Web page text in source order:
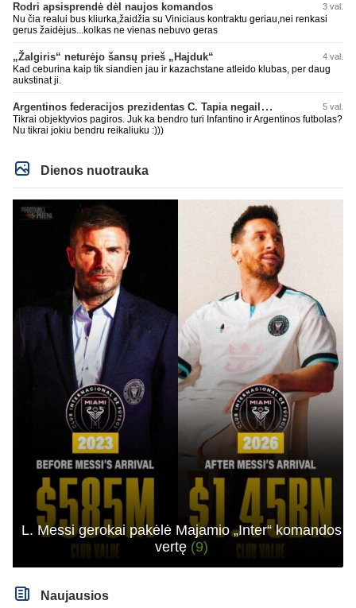
Rodri apsisprendė dėl naujos komandos 3 val.
Nu čia realui bus kliurka,žaidžia su Viniciaus kontraktu geriau,nei renkasi
gerus žaidėjus...kolkas ne vienas nebuvo geras
„Žalgiris“ neturėjo šansų prieš „Hajduk“ 4 val.
Kad ceburina kaip tik siandien jau ir kazachstane atleido klubas, per daug
aukstinat ji.
Argentinos federacijos prezidentas C. Tapia negailėjo pagyrų G. Infantino 5 val.
Tikrai objektyvios pagiros. Juk ka bendro turi Infantino ir Argentinos futbolas?
Nu tikrai jokiu bendru reikaliuku :)))
Dienos nuotrauka
L. Messi gerokai pakėlė Majamio „Inter“ komandos
vertę (9)
Naujausios